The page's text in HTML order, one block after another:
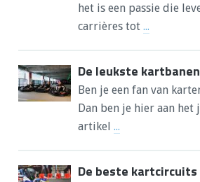
het is een passie die
carrières tot ...
De leukste
Ben je een fan van
Dan ben je hier aan
artikel ...
De beste